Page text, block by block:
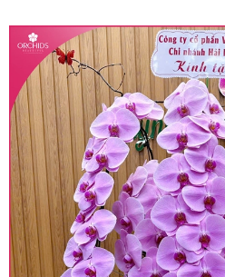
• Giá trên được miễn ship
miễn phí in thiệp - banner
hàng.
• Beautiful Orchids liên
trên toàn quốc để phục vụ
khu vực sẽ có mức giá
phí mặt bằng, nguyên vật
thay đổi so với giá niêm yết
hàng ở Tỉnh thành khác vui
giá trước khi đặt hàng,
chính xác khi có địa chỉ